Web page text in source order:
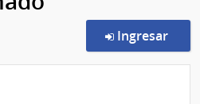
Ingresar